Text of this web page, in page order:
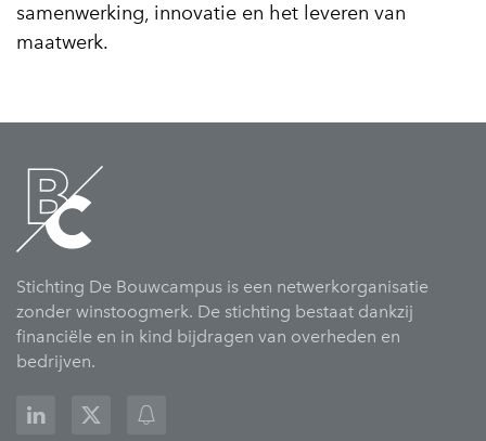
samenwerking, innovatie en het leveren van
maatwerk.
Stichting De Bouwcampus is een netwerkorganisatie
zonder winstoogmerk. De stichting bestaat dankzij
financiële en in kind bijdragen van overheden en
bedrijven.